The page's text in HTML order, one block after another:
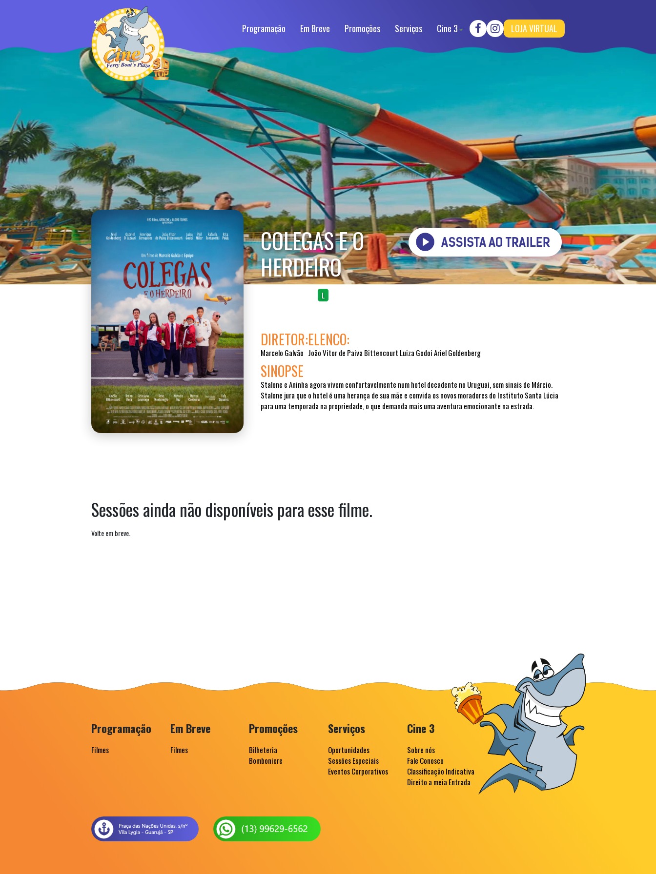
Programação Em Breve Promoções Serviços Cine 3 LOJA VIRTUAL
COLEGAS E O
HERDEIRO
L
DIRETOR:
Marcelo Galvão
ELENCO:
João Vitor de Paiva Bittencourt Luiza Godoi Ariel Goldenberg
SINOPSE
Stalone e Aninha agora vivem confortavelmente num hotel decadente no Uruguai, sem sinais de Márcio.
Stalone jura que o hotel é uma herança de sua mãe e convida os novos moradores do Instituto Santa Lúcia
para uma temporada na propriedade, o que demanda mais uma aventura emocionante na estrada.
Sessões ainda não disponíveis para esse filme.
Volte em breve.
Programação
Filmes
Em Breve
Filmes
Promoções
Bilheteria
Bomboniere
Serviços
Oportunidades
Sessões Especiais
Eventos Corporativos
Cine 3
Sobre nós
Fale Conosco
Classificação Indicativa
Direito a meia Entrada